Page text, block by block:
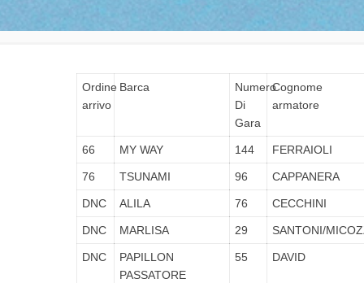
Ordine
arrivo
Barca
Numero
Di
Gara
Cognome
armatore
66 MY WAY 144 FERRAIOLI
76 TSUNAMI 96 CAPPANERA
DNC ALILA 76 CECCHINI
DNC MARLISA 29 SANTONI/
DNC
PAPILLON
PASSATORE
55 DAVID